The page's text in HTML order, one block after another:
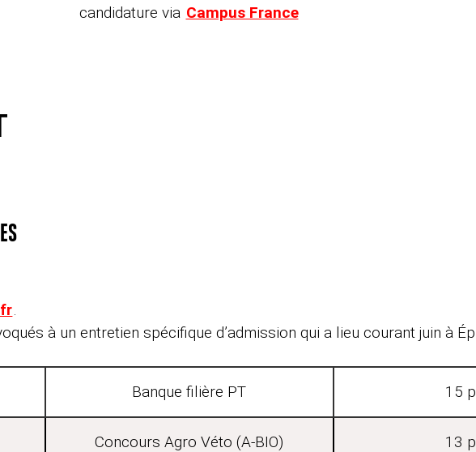
candidature via Campus France
.
à un entretien spécifique d’admission qui a lieu courant juin à
Banque filière PT 15
Concours Agro Véto (A-BIO) 13